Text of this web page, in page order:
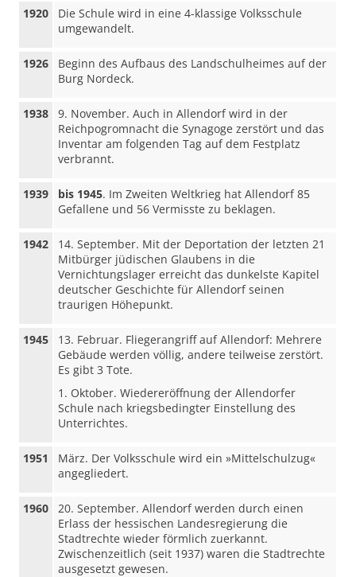
1920
Die Schule wird in eine 4-klassige Volksschule
umgewandelt.
1926
Beginn des Aufbaus des Landschulheimes auf der
Burg Nordeck.
1938
9. November. Auch in Allendorf wird in der
Reichpogromnacht die Synagoge zerstört und das
Inventar am folgenden Tag auf dem Festplatz
verbrannt.
1939 bis 1945. Im Zweiten Weltkrieg hat Allendorf 85
Gefallene und 56 Vermisste zu beklagen.
1942
14. September. Mit der Deportation der letzten 21
Mitbürger jüdischen Glaubens in die
Vernichtungslager erreicht das dunkelste Kapitel
deutscher Geschichte für Allendorf seinen
traurigen Höhepunkt.
1945
13. Februar. Fliegerangriff auf Allendorf: Mehrere
Gebäude werden völlig, andere teilweise zerstört.
Es gibt 3 Tote.
1. Oktober. Wiedereröffnung der Allendorfer
Schule nach kriegsbedingter Einstellung des
Unterrichtes.
1951
März. Der Volksschule wird ein »Mittelschulzug«
angegliedert.
1960
20. September. Allendorf werden durch einen
Erlass der hessischen Landesregierung die
Stadtrechte wieder förmlich zuerkannt.
Zwischenzeitlich (seit 1937) waren die Stadtrechte
ausgesetzt gewesen.